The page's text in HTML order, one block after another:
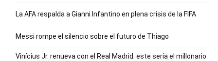
La AFA respalda a Gianni Infantino en plena crisis de la FIFA
Messi rompe el silencio sobre el futuro de Thiago
Vinícius Jr. renueva con el Real Madrid: este sería el millonario